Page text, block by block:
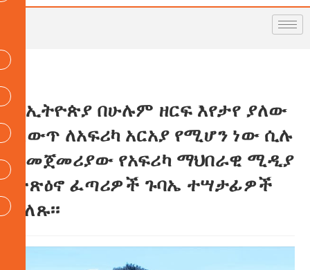
በኢትዮጵያ በሁሉም ዘርፍ እየታየ ያለው
ለውጥ ለአፍሪካ አርአያ የሚሆን ነው ሲሉ
በመጀመሪያው የአፍሪካ ማህበራዊ ሚዲያ
ተጽዕኖ ፈጣሪዎች ጉባኤ ተሣታፊዎች
ገለጹ፡፡